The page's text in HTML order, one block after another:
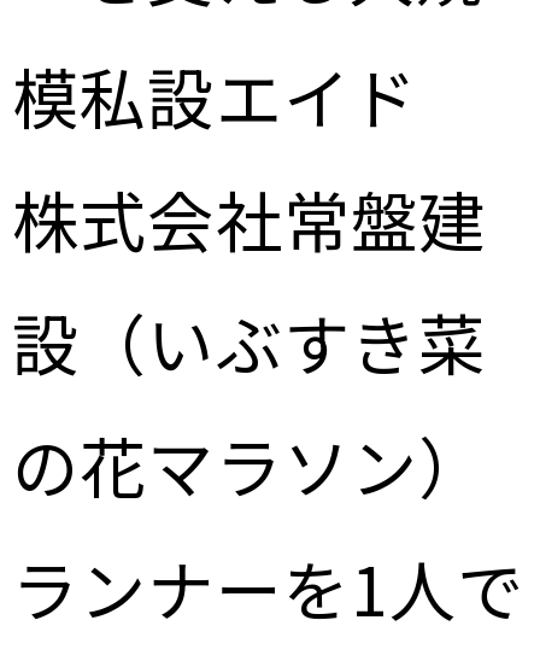
模私設エイド
株式会社常盤建
設（いぶすき菜
の花マラソン）
ランナーを1人で